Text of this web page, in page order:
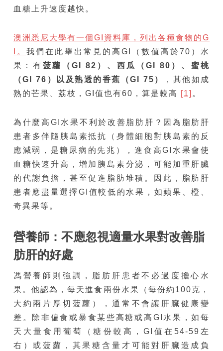
血糖上升速度越快。
澳洲悉尼大學有一個GI資料庫，列出各種食物的G
I。我們在此舉出常見的高GI（數值高於70）水
果：有 菠蘿（GI 82 ）、西瓜（GI 80 ）、蜜桃
（GI 76 ）以及熟透的香蕉（GI 75 ）
，其他如成
熟的芒果、荔枝，GI值也有60，算是較高
[1] 。
為什麼高GI水果不利於改善脂肪肝？因為脂肪肝
患者多伴隨胰島素抵抗（身體細胞對胰島素的反
應減弱，是糖尿病的先兆），進食高GI水果會使
血糖快速升高，增加胰島素分泌，可能加重肝臟
的代謝負擔，甚至促進脂肪堆積。因此，脂肪肝
患者應盡量選擇GI值較低的水果，如蘋果、橙、
奇異果等。
營養師：不應忽視適量水果對改善脂
肪肝的好處
馮營養師則強調，脂肪肝患者不必過度擔心水
果。他認為，每天進食兩份水果（每份約100克，
大約兩片厚切菠蘿），通常不會讓肝臟健康變
差。除非偏食或暴食某些高糖或高GI水果，如每
天大量食用葡萄（糖份較高，GI值在54-59左
右）或菠蘿，其果糖含量才可能對肝臟造成負